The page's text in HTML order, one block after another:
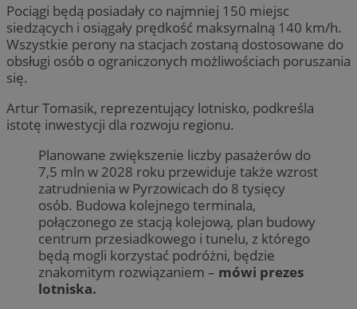
Pociągi będą posiadały co najmniej 150 miejsc
siedzących i osiągały prędkość maksymalną 140 km/h.
Wszystkie perony na stacjach zostaną dostosowane do
obsługi osób o ograniczonych możliwościach poruszania
się.
Artur Tomasik, reprezentujący lotnisko, podkreśla
istotę inwestycji dla rozwoju regionu.
Planowane zwiększenie liczby pasażerów do
7,5 mln w 2028 roku przewiduje także wzrost
zatrudnienia w Pyrzowicach do 8 tysięcy
osób. Budowa kolejnego terminala,
połączonego ze stacją kolejową, plan budowy
centrum przesiadkowego i tunelu, z którego
będą mogli korzystać podróżni, będzie
znakomitym rozwiązaniem – mówi prezes
lotniska.